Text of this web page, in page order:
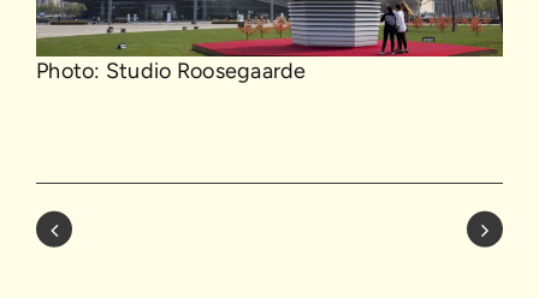
Photo: Studio Roosegaarde